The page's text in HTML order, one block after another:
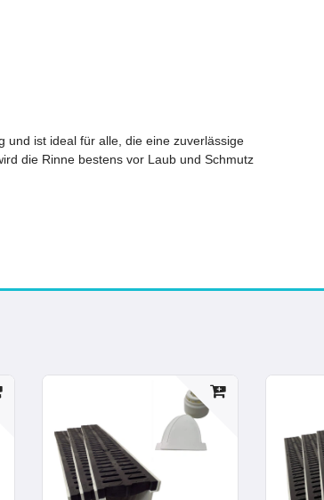
und ist ideal für alle, die eine zuverlässige
die Rinne bestens vor Laub und Schmutz